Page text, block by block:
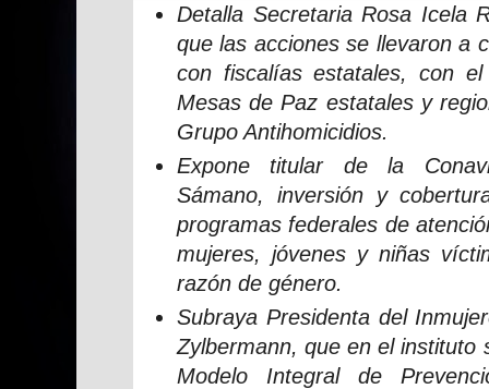
Detalla Secretaria Rosa Icela
que las acciones se llevaron a
con fiscalías estatales, con
Mesas de Paz estatales y
Grupo Antihomicidios.
Expone titular de la
Sámano, inversión y
programas federales de
mujeres, jóvenes y niñas
razón de género.
Subraya Presidenta del
Zylbermann, que en el instituto
Modelo Integral de